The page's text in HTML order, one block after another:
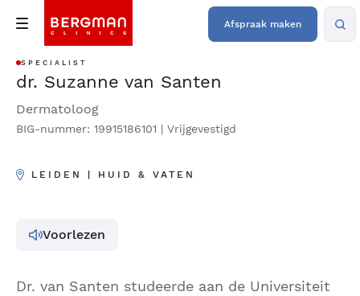
Afspraak maken
SPECIALIST
dr. Suzanne van Santen
Dermatoloog
BIG-nummer: 19915186101 | Vrijgevestigd
LEIDEN | HUID & VATEN
Voorlezen
Dr. van Santen studeerde aan de Universiteit